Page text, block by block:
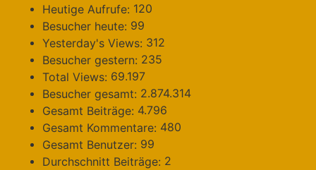
Heutige Aufrufe: 120
Besucher heute: 99
Yesterday's Views: 312
Besucher gestern: 235
Total Views: 69.197
Besucher gesamt: 2.874.314
Gesamt Beiträge: 4.796
Gesamt Kommentare: 480
Gesamt Benutzer: 99
Durchschnitt Beiträge: 2